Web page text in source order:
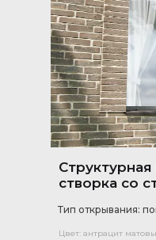
створка со
Тип открывания:
Цвет: антрацит